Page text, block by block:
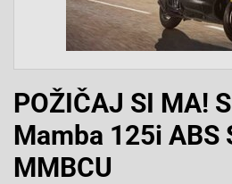
POŽIČAJ SI MA!
Mamba 125i ABS
MMBCU